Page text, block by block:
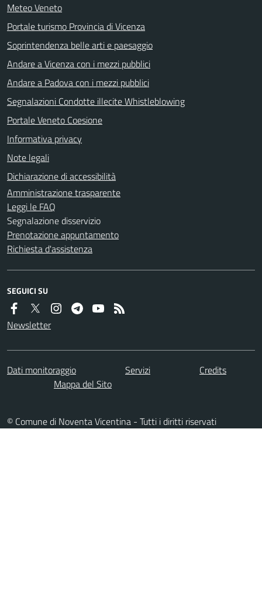
Meteo Veneto
Portale turismo Provincia di Vicenza
Soprintendenza belle arti e paesaggio
Andare a Vicenza con i mezzi pubblici
Andare a Padova con i mezzi pubblici
Segnalazioni Condotte illecite Whistleblowing
Portale Veneto Coesione
Informativa privacy
Note legali
Dichiarazione di accessibilità
Amministrazione trasparente
Leggi le FAQ
Segnalazione disservizio
Prenotazione appuntamento
Richiesta d'assistenza
SEGUICI SU
Newsletter
Dati monitoraggio Servizi
Credits
Mappa del Sito
© Comune di Noventa Vicentina - Tutti i diritti riservati